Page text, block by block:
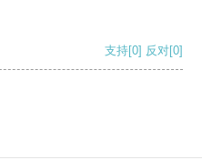
支持[0] 反对[0]